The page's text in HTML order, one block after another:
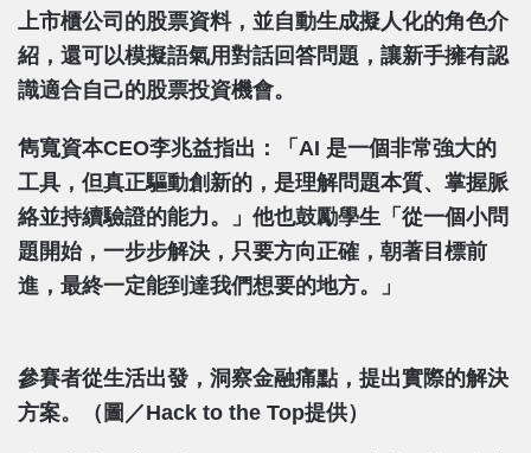
上市櫃公司的股票資料，並自動生成擬人化的角色介
紹，還可以模擬語氣用對話回答問題，讓新手擁有認
識適合自己的股票投資機會。
雋寬資本CEO李兆益指出：「AI 是一個非常強大的
工具，但真正驅動創新的，是理解問題本質、掌握脈
絡並持續驗證的能力。」他也鼓勵學生「從一個小問
題開始，一步步解決，只要方向正確，朝著目標前
進，最終一定能到達我們想要的地方。」
參賽者從生活出發，洞察金融痛點，提出實際的解決
方案。（圖／Hack to the Top提供）